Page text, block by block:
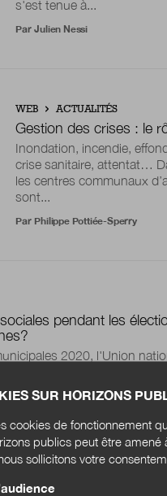
s'est tenue à...
Par Julien Nessi
WEB ACTUALITÉS
Gestion des crises : le
Inondation, incendie,
crise sanitaire, attentat…
les centres communaux
sont...
Par Philippe Pottiée-Sperry
pendant les
2020, l'Union
vient de lancer une
SUR HORIZONS
cookies de fonctionnement
publics peut être
sollicitons votre